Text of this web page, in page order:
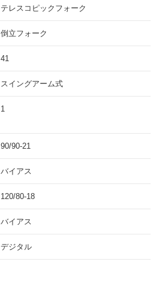
テレスコピックフォーク
倒立フォーク
41
スイングアーム式
1
90/90-21
バイアス
120/80-18
バイアス
デジタル